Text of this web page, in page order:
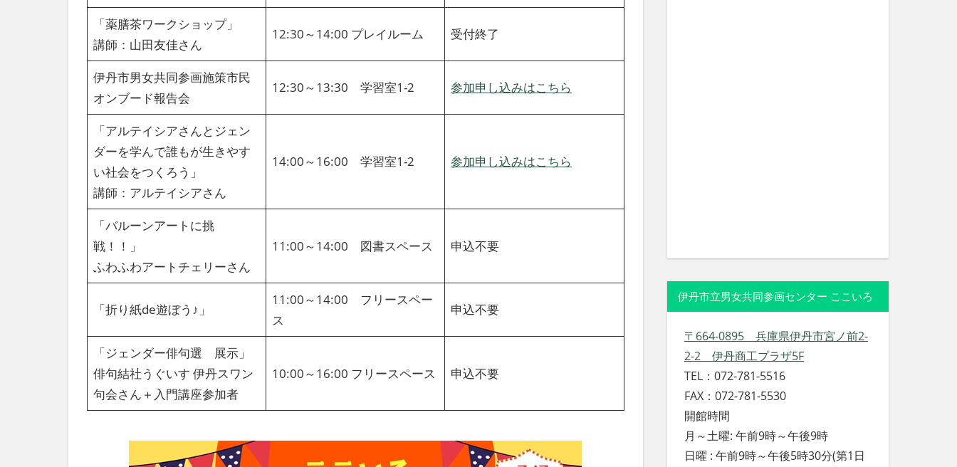
「薬膳茶ワークショップ」
講師：山田友佳さん
12:30～14:00 プレイルーム 受付終了
伊丹市男女共同参画施策市民
オンブード報告会
12:30～13:30 学習室1-2 参加申し込みはこちら
「アルテイシアさんとジェン
ダーを学んで誰もが生きやす
い社会をつくろう」
講師：アルテイシアさん
14:00～16:00 学習室1-2 参加申し込みはこちら
「バルーンアートに挑
戦！！」
ふわふわアートチェリーさん
11:00～14:00 図書スペース 申込不要
「折り紙de遊ぼう♪」
11:00～14:00 フリースペー
ス
申込不要
「ジェンダー俳句選 展示」
俳句結社うぐいす 伊丹スワン
句会さん＋入門講座参加者
10:00～16:00 フリースペース 申込不要
伊丹市立男女共同参画センター ここいろ
〒664-0895 兵庫県伊丹市宮ノ前2-
2-2 伊丹商工プラザ5F
TEL：072-781-5516
FAX：072-781-5530
開館時間
月～土曜: 午前9時～午後9時
日曜 : 午前9時～午後5時30分(第1日